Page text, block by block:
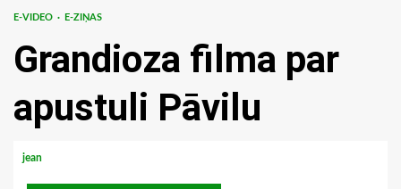
E-VIDEO E-ZIŅAS
Grandioza filma par
apustuli Pāvilu
jean